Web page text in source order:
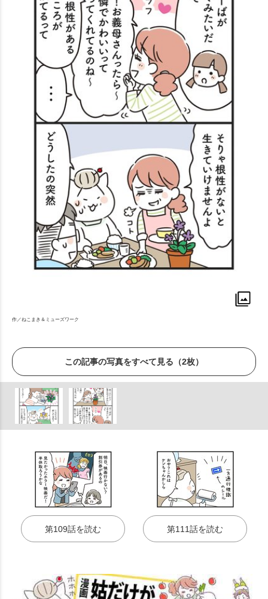
作／ねこまき＆ミューズワーク
この記事の写真をすべて見る（2枚）
第109話を読む 第111話を読む